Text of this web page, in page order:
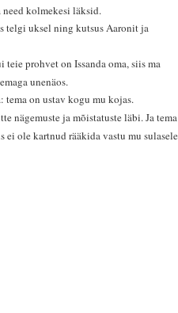
kolmekesi läksid.
telgi uksel ning kutsus Aaronit ja
prohvet on Issanda oma, siis ma
unenäos.
tema on ustav kogu mu kojas.
nägemuste ja mõistatuste läbi. Ja tema
ei ole kartnud rääkida vastu mu sulasele